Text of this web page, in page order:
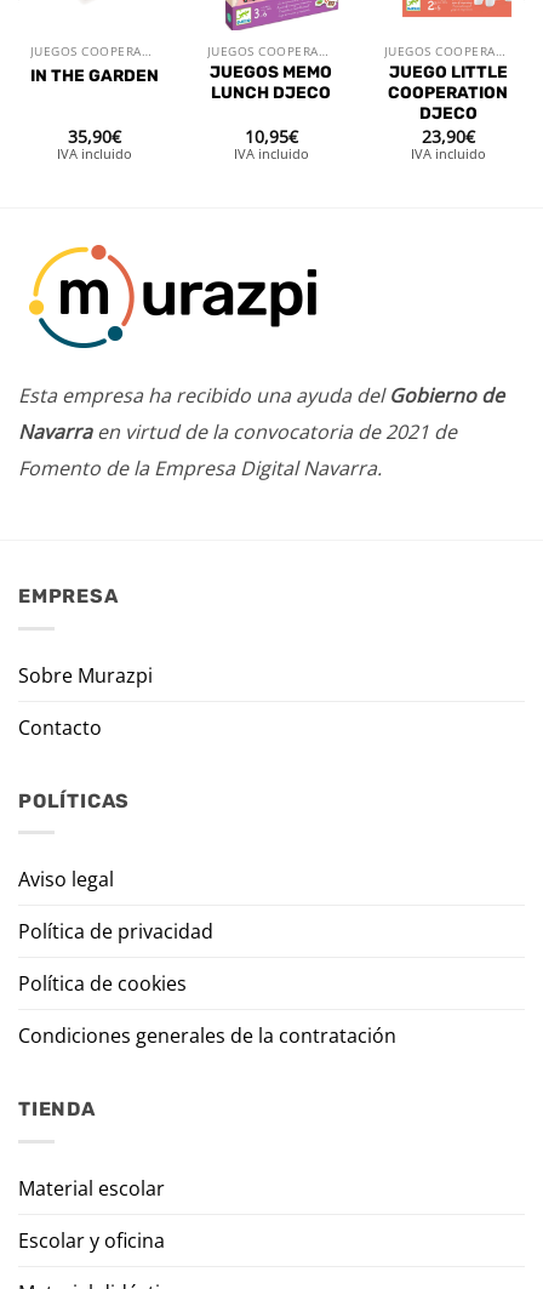
IN THE GARDEN
35,90€
IVA incluido
JUEGOS MEMO
LUNCH DJECO
10,95€
IVA incluido
JUEGO LITTLE
COOPERATION
DJECO
23,90€
IVA incluido
Esta empresa ha recibido una ayuda delGobierno de
Navarraen virtud de la convocatoria de 2021 de
Fomento de la Empresa Digital Navarra.
EMPRESA
Sobre Murazpi
Contacto
POLÍTICAS
Aviso legal
Política de privacidad
Política de cookies
Condiciones generales de la contratación
TIENDA
Material escolar
Escolar y oficina